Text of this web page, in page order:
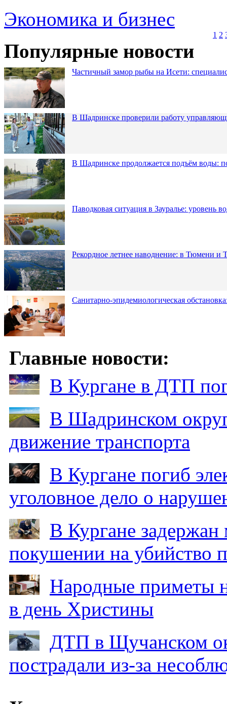
Экономика и бизнес
1 2
Популярные новости
Частичный замор рыбы на Исети:
В Шадринске проверили работу
В Шадринске продолжается подъём воды:
Паводковая ситуация в Зауралье: уровень
Рекордное летнее наводнение: в Тюмени и
Санитарно-эпидемиологическая
Главные новости:
В Кургане в ДТП
В Шадринском
движение транспорта
В Кургане погиб
уголовное дело о
В Кургане
покушении на убийство
Народные приметы
в день Христины
ДТП в Щучанском
пострадали из-за